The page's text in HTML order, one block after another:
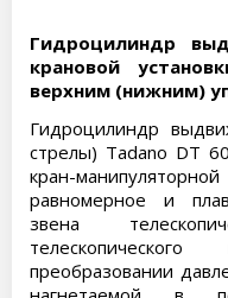
Гидроцилиндр
крановой
верхним (нижним)
Гидроцилиндр
стрелы) Tadano DT
кран-
равномерное и
звена
преобразовании